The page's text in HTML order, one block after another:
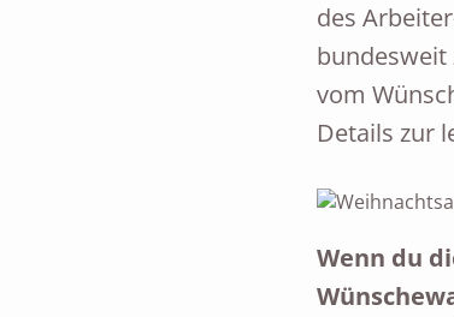
des
bundesweit
vom
Details zur
Wenn du